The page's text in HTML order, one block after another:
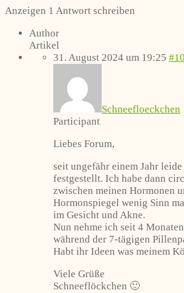
Anzeigen 1 Antwort schreiben
Author
Artikel
31. August 2024 um 19:25
Schneefloeckchen
Participant
Liebes Forum,
seit ungefähr einem Jahr
festgestellt. Ich habe dann
zwischen meinen Hormonen
Hormonspiegel wenig Sinn
im Gesicht und Akne.
Nun nehme ich seit 4
während der 7-tägigen
Habt ihr Ideen was meinem
Viele Grüße
Schneeflöckchen 🙂